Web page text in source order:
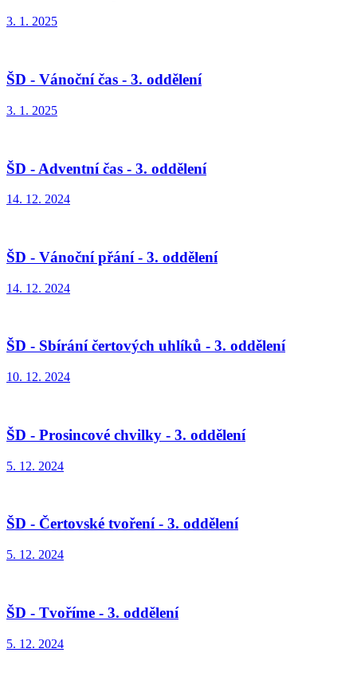
3. 1. 2025
ŠD - Vánoční čas - 3. oddělení
3. 1. 2025
ŠD - Adventní čas - 3. oddělení
14. 12. 2024
ŠD - Vánoční přání - 3. oddělení
14. 12. 2024
ŠD - Sbírání čertových uhlíků - 3. oddělení
10. 12. 2024
ŠD - Prosincové chvilky - 3. oddělení
5. 12. 2024
ŠD - Čertovské tvoření - 3. oddělení
5. 12. 2024
ŠD - Tvoříme - 3. oddělení
5. 12. 2024